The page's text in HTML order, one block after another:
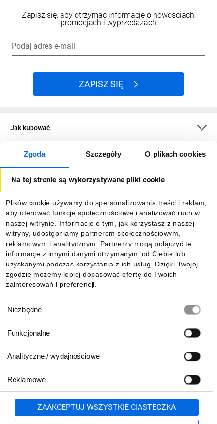
Zgoda Szczegóły O plikach cookies
Na tej stronie są wykorzystywane pliki cookie
Plików cookie używamy do spersonalizowania treści i reklam,
aby oferować funkcje społecznościowe i analizować ruch w
naszej witrynie. Informacje o tym, jak korzystasz z naszej
witryny, udostępniamy partnerom społecznościowym,
reklamowym i analitycznym. Partnerzy mogą połączyć te
informacje z innymi danymi otrzymanymi od Ciebie lub
uzyskanymi podczas korzystania z ich usług. Dzięki Twojej
zgodzie możemy lepiej dopasować ofertę do Twoich
zainteresowań i preferencji.
zgody
Niezbędne
Funkcjonalne
Analityczne / wydajnościowe
Reklamowe
ZAAKCEPTUJ WSZYSTKIE CIASTECZKA
Zapisz się, aby otrzymać informacje o nowościach,
promocjach i wyprzedażach
Podaj adres e-mail
ZAPISZ SIĘ
Jak kupować
O firmie
Informacje
Pobierz naszą aplikację mobilną:
801 500 700 lub
71 37 61 600